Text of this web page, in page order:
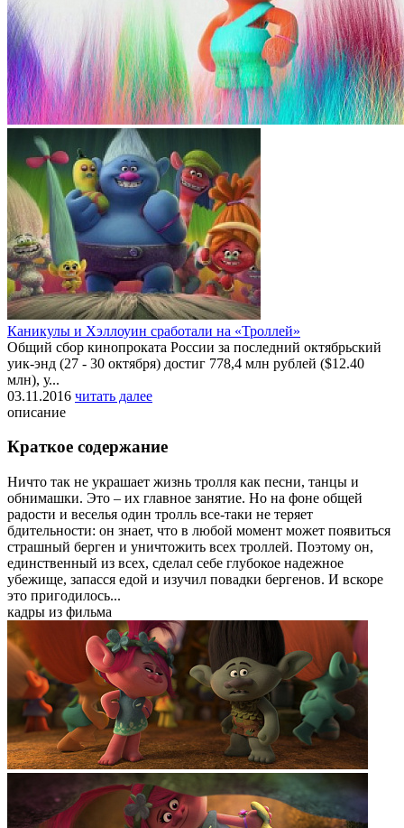
Каникулы и Хэллоуин сработали на «Троллей»
Общий сбор кинопроката России за последний октябрьский
уик-энд (27 - 30 октября) достиг 778,4 млн рублей ($12.40
млн), у...
03.11.2016 читать далее
описание
Краткое содержание
Ничто так не украшает жизнь тролля как песни, танцы и
обнимашки. Это – их главное занятие. Но на фоне общей
радости и веселья один тролль все-таки не теряет
бдительности: он знает, что в любой момент может появиться
страшный берген и уничтожить всех троллей. Поэтому он,
единственный из всех, сделал себе глубокое надежное
убежище, запасся едой и изучил повадки бергенов. И вскоре
это пригодилось...
кадры из фильма